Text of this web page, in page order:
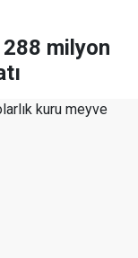
288 milyon